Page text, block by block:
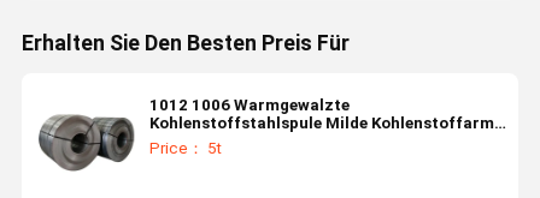
Erhalten Sie Den Besten Preis Für
1012 1006 Warmgewalzte
Kohlenstoffstahlspule Milde Kohlenstoffarme
Stahlspule 1219mm
Price： 5t